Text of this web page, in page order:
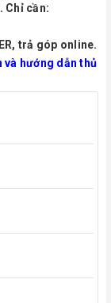
Chỉ cần:
trả góp online.
và hướng dẫn thủ